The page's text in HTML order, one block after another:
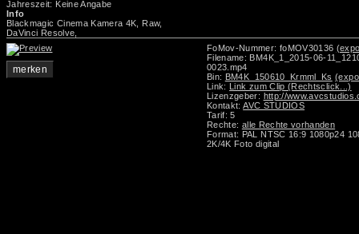
Jahreszeit: Keine Angabe
Info
Blackmagic Cinema Kamera 4K, Raw,
DaVinci Resolve,
merken
FoMov-Nummer: foMOV30136
Filename: BM4K_1_2015-06-
0023.mp4
Bin: BM4K_150610_Krmml_Ks
Link: Link zum Clip (Rechtsclick...)
Lizenzgeber: http://
Kontakt:AVC STUDIOS
Tarif: 5
Rechte: alle Rechte vorhanden
Format: PAL NTSC 16:9 1080p24
2K/4K Foto digital